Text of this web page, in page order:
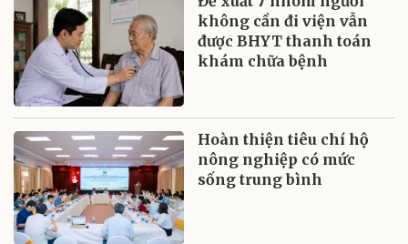
không cần đi viện vẫn
được BHYT thanh toán
khám chữa bệnh
Hoàn thiện tiêu chí hộ
nông nghiệp có mức
sống trung bình